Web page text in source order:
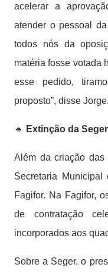
acelerar a
atender o pessoal
todos nós da
matéria fosse votada
esse pedido,
proposto”, disse Jorge.
🔹 Extinção da
Além da criação das
Secretaria
Fagifor. Na Fagifor,
de contratação
incorporados aos
Sobre a Seger, o